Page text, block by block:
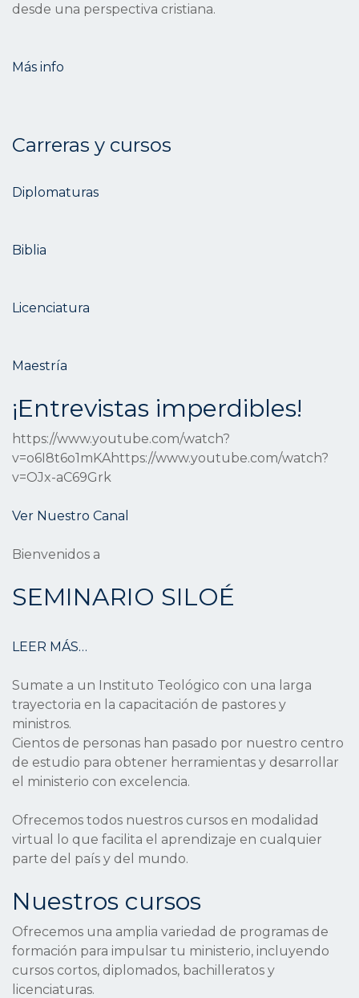
desde una perspectiva cristiana.
Más info
Carreras y cursos
Diplomaturas
Biblia
Licenciatura
Maestría
¡Entrevistas imperdibles!
https://www.youtube.com/watch?
v=o6I8t6o1mKAhttps://www.youtube.com/watch?
v=OJx-aC69Grk
Ver Nuestro Canal
Bienvenidos a
SEMINARIO SILOÉ
LEER MÁS…
Sumate a un Instituto Teológico con una larga
trayectoria en la capacitación de pastores y
ministros.
Cientos de personas han pasado por nuestro centro
de estudio para obtener herramientas y desarrollar
el ministerio con excelencia.
Ofrecemos todos nuestros cursos en modalidad
virtual lo que facilita el aprendizaje en cualquier
parte del país y del mundo.
Nuestros cursos
Ofrecemos una amplia variedad de programas de
formación para impulsar tu ministerio, incluyendo
cursos cortos, diplomados, bachilleratos y
licenciaturas.